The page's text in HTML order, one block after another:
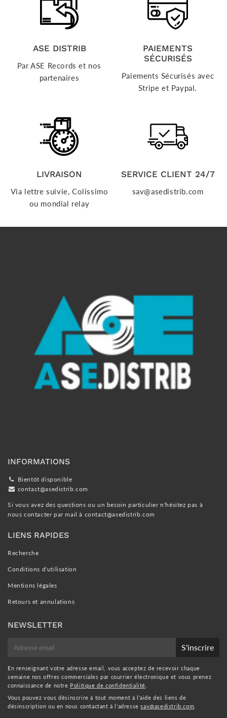
ASE DISTRIB
Par ASE Records et nos
partenaires
PAIEMENTS
SÉCURISÉS
Paiements Sécurisés avec
Stripe et Paypal.
LIVRAISON
Via lettre suivie, Colissimo
ou mondial relay
SERVICE CLIENT 24/7
sav@asedistrib.com
INFORMATIONS
Bientôt disponible
contact@asedistrib.com
Si vous avez des questions ou un besoin particulier n'hésitez pas à
nous contacter par mail à contact@asedistrib.com
LIENS RAPIDES
Recherche
Conditions d'utilisation
Mentions légales
Retours et annulations
NEWSLETTER
mail
S'inscrire
En renseignant votre adresse email, vous acceptez de recevoir chaque
semaine nos offres commerciales par courrier électronique et vous prenez
connaissance de notre Politique de confidentialité
Vous pouvez vous désinscrire à tout moment à l'aide des liens de
désinscription ou en nous contactant à l'adressesav@asedistrib.com